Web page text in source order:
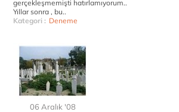
gerçekleşmemişti hatırlamıyorum..
Yıllar sonra , bu..
Kategori : Deneme
06 Aralık '08